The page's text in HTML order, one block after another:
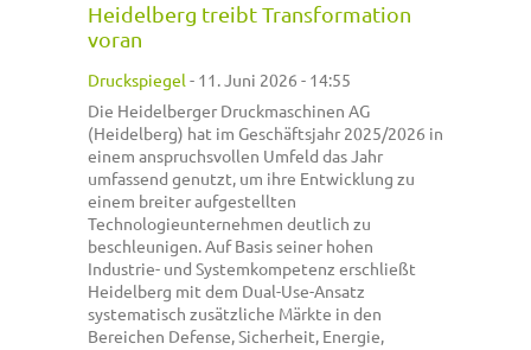
Heidelberg treibt Transformation
voran
Druckspiegel - 11. Juni 2026 - 14:55
Die Heidelberger Druckmaschinen AG
(Heidelberg) hat im Geschäftsjahr 2025/2026 in
einem anspruchsvollen Umfeld das Jahr
umfassend genutzt, um ihre Entwicklung zu
einem breiter aufgestellten
Technologieunternehmen deutlich zu
beschleunigen. Auf Basis seiner hohen
Industrie- und Systemkompetenz erschließt
Heidelberg mit dem Dual-Use-Ansatz
systematisch zusätzliche Märkte in den
Bereichen Defense, Sicherheit, Energie,